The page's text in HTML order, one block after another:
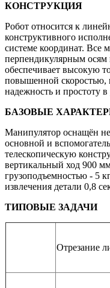
КОНСТРУКЦИЯ
Робот относится к
конструктивного
системе координат. Все
перпендикулярным осям
обеспечивает высокую
повышенной скоростью,
надежность и простоту
БАЗОВЫЕ
Манипулятор оснащён
основной и
телескопическую
вертикальный ход 900
грузоподъемностью - 5
извлечения детали 0,8
ТИПОВЫЕ ЗАДАЧИ
Отрезание